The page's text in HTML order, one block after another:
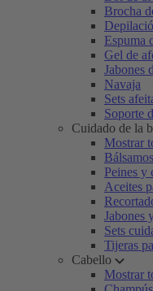
Brocha
Espuma
Gel de
Jabones
Navaja
Sets
Soporte
Cuidado de la
Mostrar
Peines y
Aceites
Jabones
Sets
Tijeras
Cabello
Mostrar